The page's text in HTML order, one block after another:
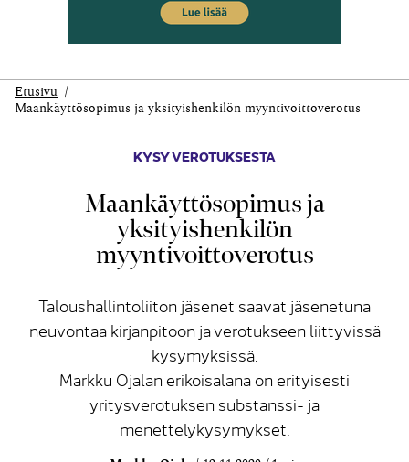
Etusivu
Maankäyttösopimus ja yksityishenkilön myyntivoittoverotus
KYSY VEROTUKSESTA
Maankäyttösopimus ja
yksityishenkilön
myyntivoittoverotus
Taloushallintoliiton jäsenet saavat jäsenetuna
neuvontaa kirjanpitoon ja verotukseen liittyvissä
kysymyksissä.
Markku Ojalan erikoisalana on erityisesti
yritysverotuksen substanssi- ja
menettelykysymykset.